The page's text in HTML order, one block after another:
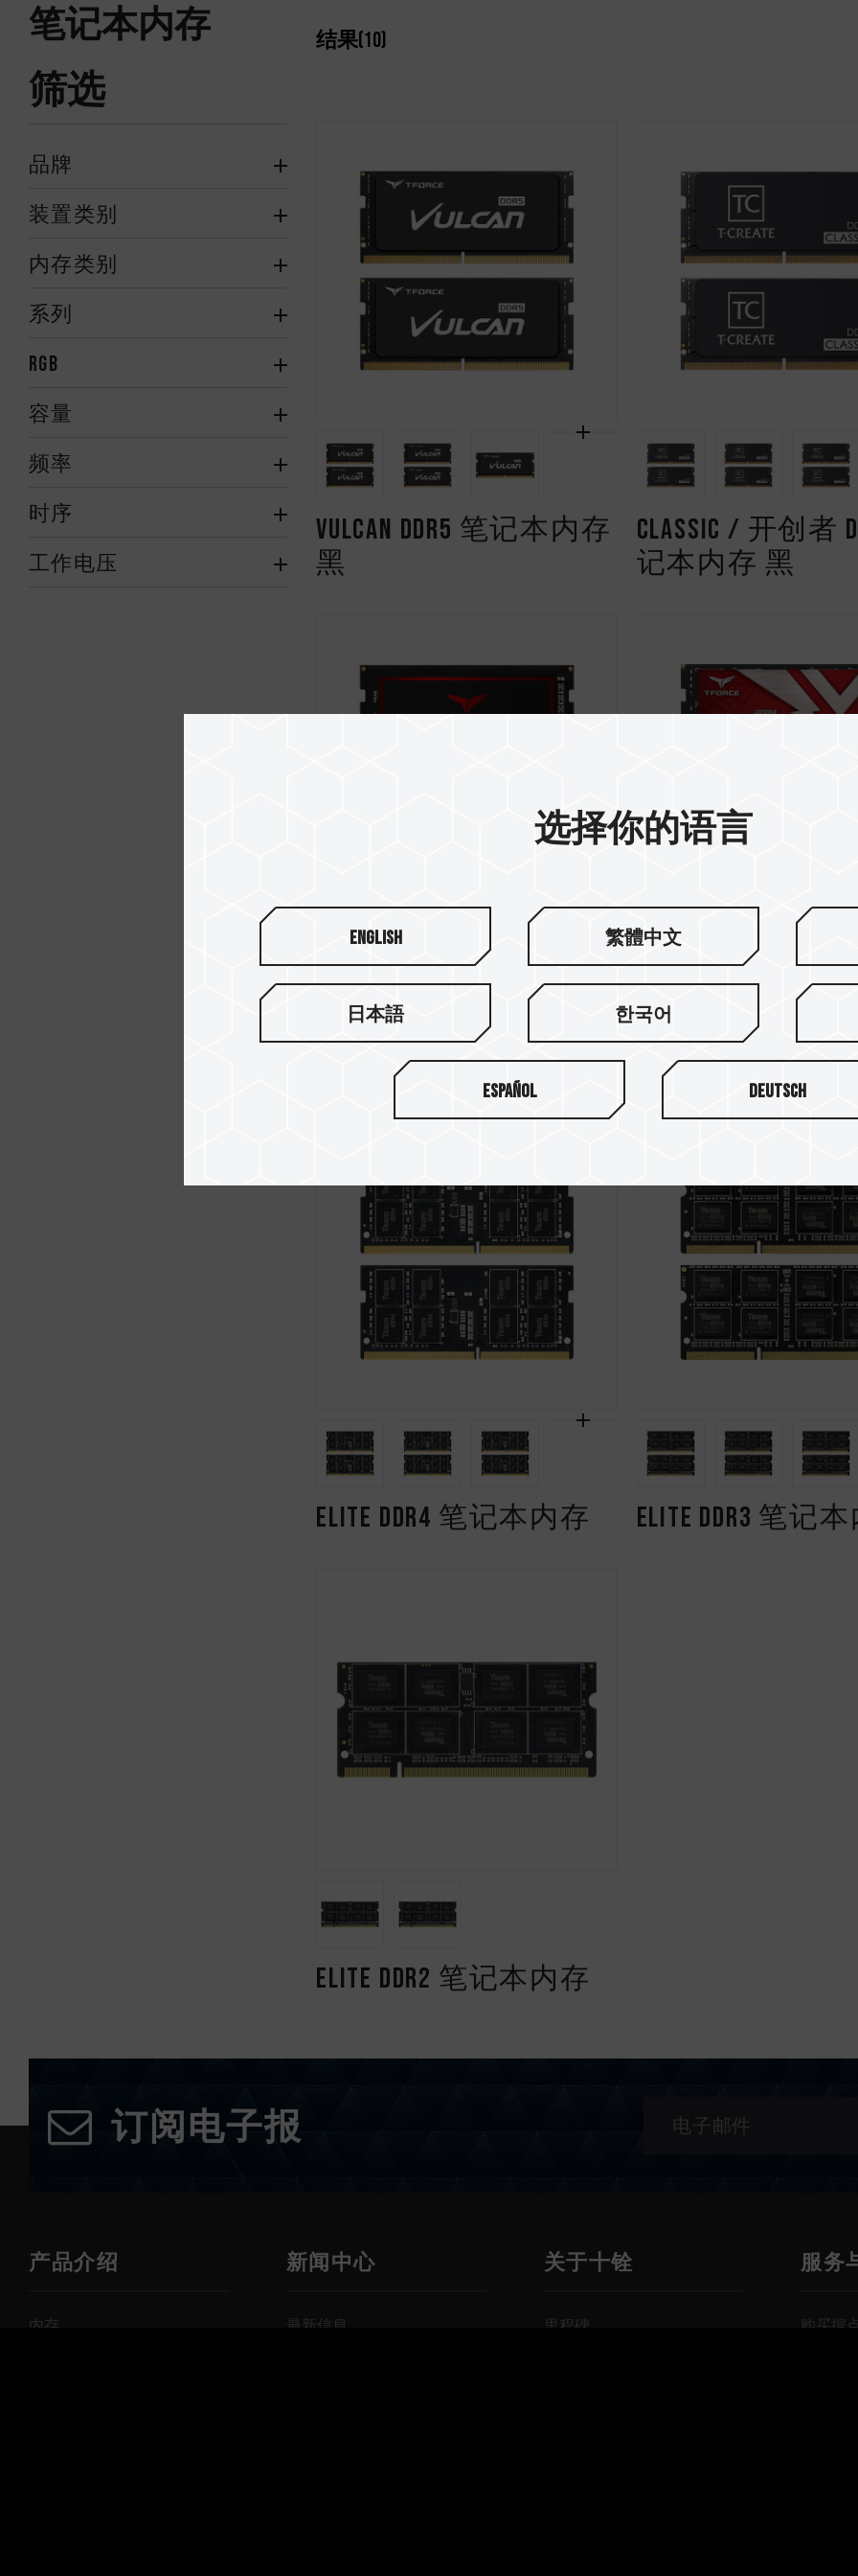
笔记本内存
筛选
品牌
装置类别
内存类别
系列
RGB
容量
频率
时序
工作电压
结果(10)
VULCAN DDR5 笔记本内存
黑
CLASSIC / 开创者
记本内存 黑
VULCAN / 火神 DDR4 笔记
本内存
ZEUS / 宙斯 DDR4
内存
ELITE DDR4 笔记本内存 ELITE DDR3 笔记
ELITE DDR2 笔记本内存
订阅电子报
产品介绍
内存
新闻中心
最新信息
关于十铨
里程碑
服务
购买据
选择你的语言
English 繁體中文
日本語 한국어
Español Deutsch